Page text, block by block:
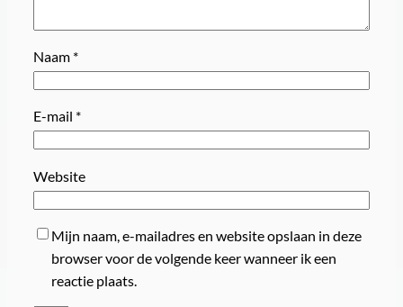
Naam *
E-mail *
Website
Mijn naam, e-mailadres en website opslaan in deze
browser voor de volgende keer wanneer ik een
reactie plaats.